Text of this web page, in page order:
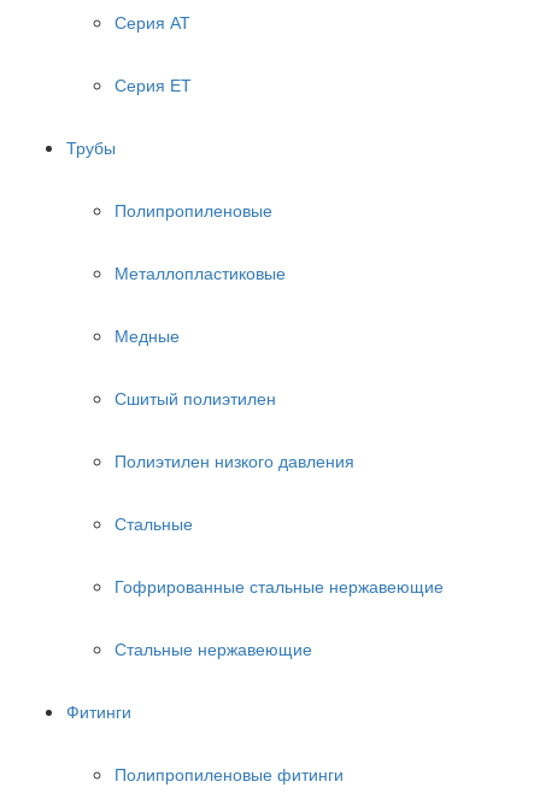
Серия АТ
Серия ЕТ
Трубы
Полипропиленовые
Металлопластиковые
Медные
Сшитый полиэтилен
Полиэтилен низкого давления
Стальные
Гофрированные стальные нержавеющие
Стальные нержавеющие
Фитинги
Полипропиленовые фитинги